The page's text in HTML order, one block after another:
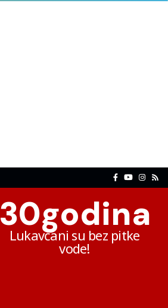
30godina
Lukavčani su bez pitke
vode!